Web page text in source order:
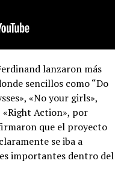
lanzaron más
sencillos como “Do
«No your girls»,
«Right Action», por
que el proyecto
se iba a
importantes dentro del